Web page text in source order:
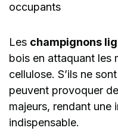
occupants
Les champignons
bois en attaquant les
cellulose. S’ils ne
peuvent provoquer
majeurs, rendant une
indispensable.